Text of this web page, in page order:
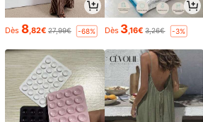
Dès 8,82€ 27,99€ -68% Dès 3,16€ 3,26€ -3%